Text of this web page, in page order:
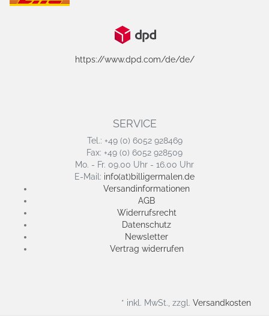
https://www.dpd.com/de/de/
SERVICE
Tel.: +49 (0) 6052 928469
Fax: +49 (0) 6052 928509
Mo. - Fr. 09.00 Uhr - 16.00 Uhr
E-Mail: info(at)billigermalen.de
Versandinformationen
AGB
Widerrufsrecht
Datenschutz
Newsletter
Vertrag widerrufen
* inkl. MwSt., zzgl. Versandkosten